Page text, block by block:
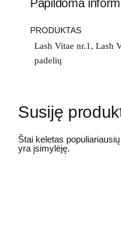
Papildoma
PRODUKTAS
Lash Vitae nr.1, Lash
padelių
Susiję
Štai keletas
yra įsimylėję.